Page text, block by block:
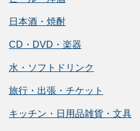
日本酒・焼酎
CD・DVD・楽器
水・ソフトドリンク
旅行・出張・チケット
キッチン・日用品雑貨・文具